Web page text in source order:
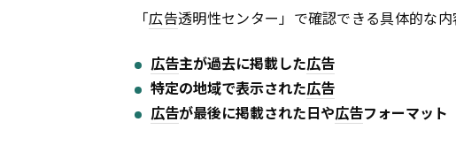
「広告透明性センター」で確認できる具体的な内
広告主が過去に掲載した広告
特定の地域で表示された広告
広告が最後に掲載された日や広告フォーマット